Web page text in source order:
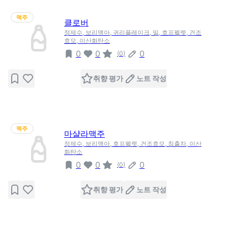
맥주
클로버
정제수, 보리맥아, 귀리플레이크, 밀, 호프펠렛, 건조
효모, 이산화탄소
0 0 (0) 0
취향 평가 노트 작성
맥주
마샬라맥주
정제수, 보리맥아, 호프펠렛, 건조효모, 침출차, 이산
화탄소
0 0 (0) 0
취향 평가 노트 작성